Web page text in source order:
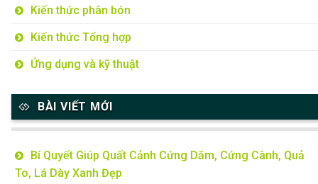
Kiến thức phân bón
Kiến thức Tổng hợp
Ứng dụng và kỹ thuật
BÀI VIẾT MỚI
Bí Quyết Giúp Quất Cảnh Cứng Dăm, Cứng Cành, Quả
To, Lá Dày Xanh Đẹp